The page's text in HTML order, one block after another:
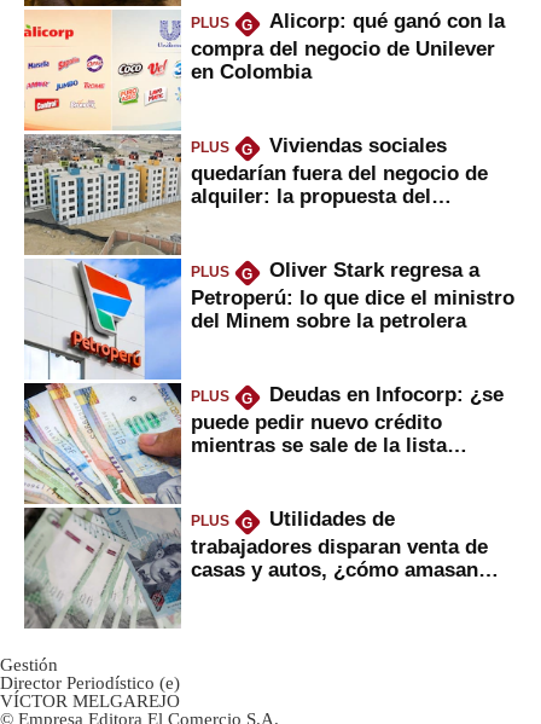
PLUS G
Alicorp: qué ganó con la
compra del negocio de Unilever
en Colombia
PLUS G
Viviendas sociales
quedarían fuera del negocio de
alquiler: la propuesta del
PLUS G
Oliver Stark regresa a
Petroperú: lo que dice el ministro
del Minem sobre la petrolera
PLUS G
Deudas en Infocorp: ¿se
puede pedir nuevo crédito
mientras se sale de la lista
PLUS G
Utilidades de
trabajadores disparan venta de
casas y autos, ¿cómo amasan
Gestión
Director Periodístico (e)
VÍCTOR MELGAREJO
© Empresa Editora El Comercio S.A.